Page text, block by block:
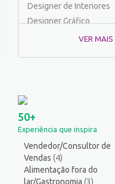
Designer de Interiores
Designer Gráfico
Educador Físico
Fotógrafo
Jornalista
Logística
Mecânico industrial
VER MAIS
50+
Experiência que inspira
Vendedor/Consultor de
Vendas (4)
Alimentação fora do
lar/Gastronomia (3)